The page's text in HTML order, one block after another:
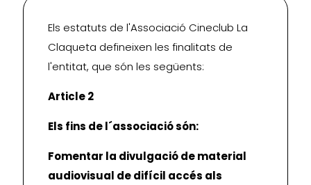
Els estatuts de l'Associació Cineclub La
Claqueta defineixen les finalitats de
l'entitat, que són les següents:
Article 2
Els fins de l´associació són:
Fomentar la divulgació de material
audiovisual de difícil accés als